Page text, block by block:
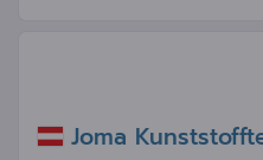
Joma